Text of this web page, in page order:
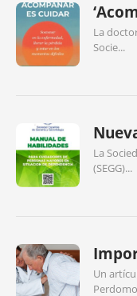
La
Socie...
La
(SEGG)...
Un